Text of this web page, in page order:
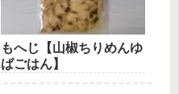
もへじ【山椒ちりめんゆ
ばごはん】